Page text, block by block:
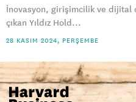
İnovasyon, girişimcilik ve dijital
çıkan Yıldız Hold...
28 KASIM 2024, PERŞEMBE